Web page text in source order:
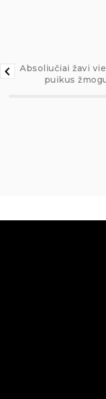
Absoliučiai žavi
puikus